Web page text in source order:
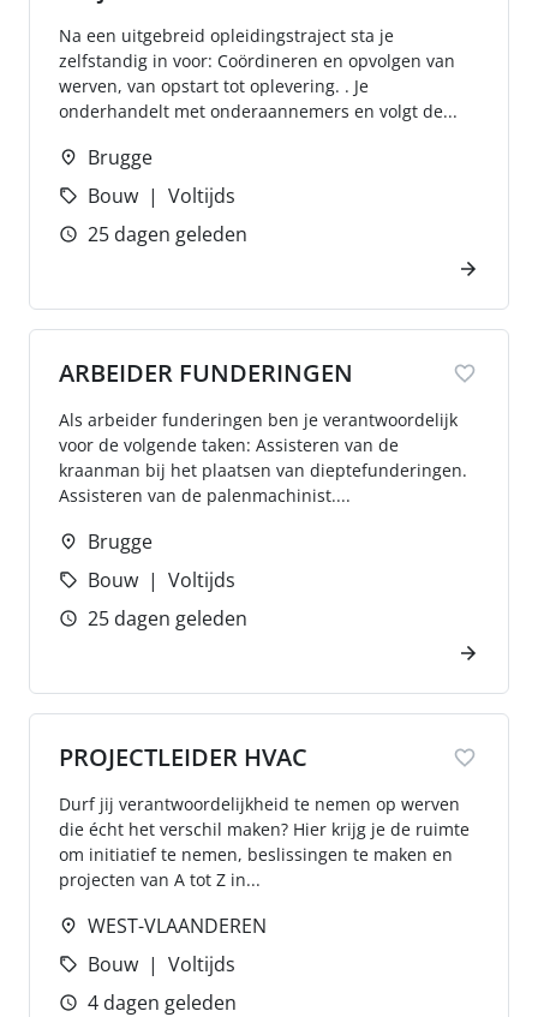
Na een uitgebreid opleidingstraject sta je
zelfstandig in voor: Coördineren en opvolgen van
werven, van opstart tot oplevering. . Je
onderhandelt met onderaannemers en volgt de...
Brugge
Bouw
Voltijds
25 dagen geleden
ARBEIDER FUNDERINGEN
Als arbeider funderingen ben je verantwoordelijk
voor de volgende taken: Assisteren van de
kraanman bij het plaatsen van dieptefunderingen.
Assisteren van de palenmachinist....
Brugge
Bouw
Voltijds
25 dagen geleden
PROJECTLEIDER HVAC
Durf jij verantwoordelijkheid te nemen op werven
die écht het verschil maken? Hier krijg je de ruimte
om initiatief te nemen, beslissingen te maken en
projecten van A tot Z in...
WEST-VLAANDEREN
Bouw
Voltijds
4 dagen geleden